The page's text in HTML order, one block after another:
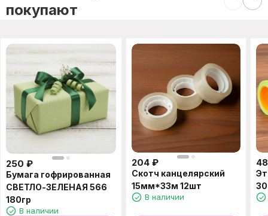
покупают
250 ₽
Бумага гофрированная
СВЕТЛО-ЗЕЛЕНАЯ 566
180гр
В наличии
204 ₽
Скотч канцелярский
15мм*33м 12шт
В наличии
48